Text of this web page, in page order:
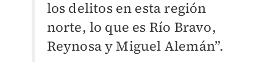
los delitos en esta región
norte, lo que es Río Bravo,
Reynosa y Miguel Alemán”.